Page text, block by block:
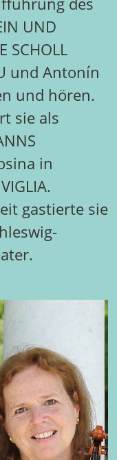
UND
SCHOLL
und Antonín
und hören.
sie als
in
gastierte sie